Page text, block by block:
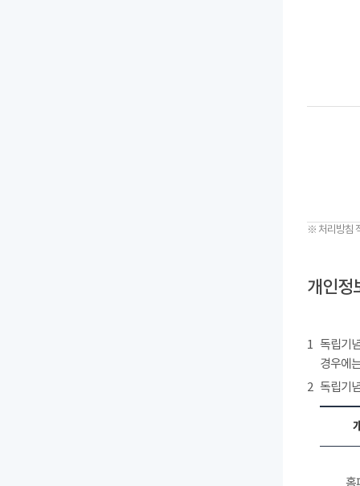
※ 처리방침
개인정
1 독립기
경우에
2 독립기
홈